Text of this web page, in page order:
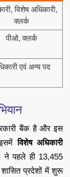
विशेष अधिकारी,
क्लर्क
पीओ, क्लर्क
एवं अन्य पद
बैंक है और इस
विशेष अधिकारी
ने पहले ही 13,455
प्रदेशों में शुरू